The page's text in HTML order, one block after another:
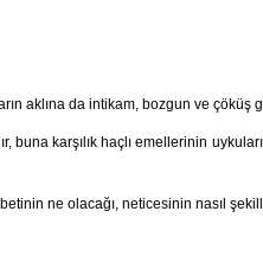
aklına da intikam, bozgun ve çöküş
buna karşılık haçlı emellerinin
ne olacağı, neticesinin nasıl